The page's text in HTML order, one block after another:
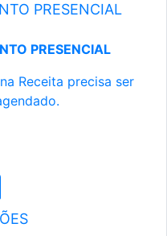
PRESENCIAL
PRESENCIAL
Receita precisa ser